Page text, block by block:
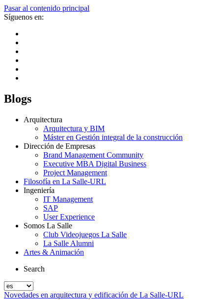
Pasar al contenido principal
Síguenos en:
Blogs
Arquitectura
Arquitectura y BIM
Máster en Gestión integral de la construcción
Dirección de Empresas
Brand Management Community
Executive MBA Digital Business
Project Management
Filosofía en La Salle-URL
Ingeniería
IT Management
SAP
User Experience
Somos La Salle
Club Videojuegos La Salle
La Salle Alumni
Artes & Animación
Search
Novedades en arquitectura y edificación de La Salle-URL